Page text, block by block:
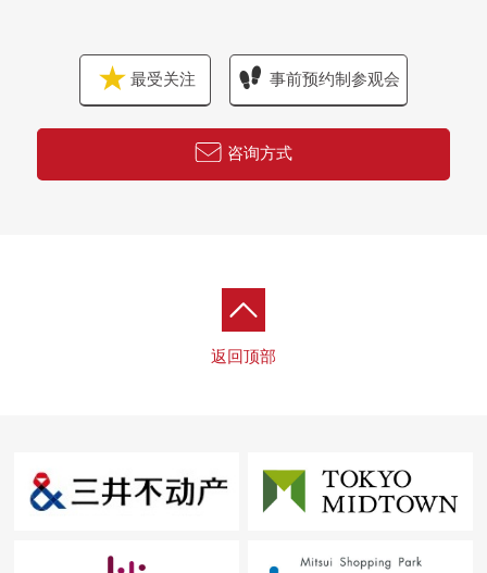
■ 在找想要的家方面给予帮助的━━━━━・・・
最受关注 事前预约制参观会
咨询方式
返回顶部